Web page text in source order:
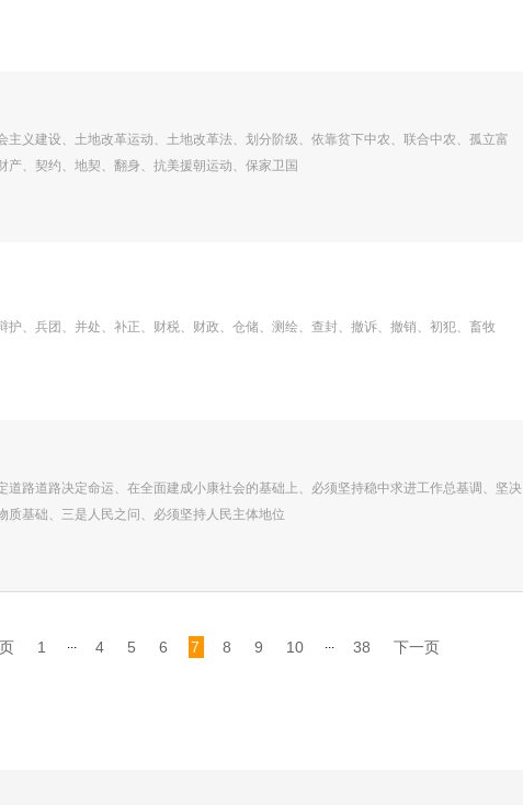
主义建设、土地改革运动、土地改革法、划分阶级、依靠贫下中农、联合中农、孤立富
、契约、地契、翻身、抗美援朝运动、保家卫国
护、兵团、并处、补正、财税、财政、仓储、测绘、查封、撤诉、撤销、初犯、畜牧
道路道路决定命运、在全面建成小康社会的基础上、必须坚持稳中求进工作总基调、坚决
质基础、三是人民之问、必须坚持人民主体地位
1 ... 4 5 6 7 8 9 10 ... 38 下一页